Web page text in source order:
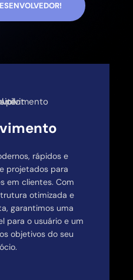
rápidos e
projetados para
em clientes. Com
otimizada e
garantimos uma
para o usuário e um
objetivos do seu